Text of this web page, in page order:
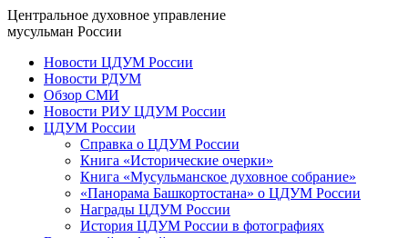
Центральное духовное управление
мусульман России
Новости ЦДУМ России
Новости РДУМ
Обзор СМИ
Новости РИУ ЦДУМ России
ЦДУМ России
Справка о ЦДУМ России
Книга «Исторические очерки»
Книга «Мусульманское духовное собрание»
«Панорама Башкортостана» о ЦДУМ России
Награды ЦДУМ России
История ЦДУМ России в фотографиях